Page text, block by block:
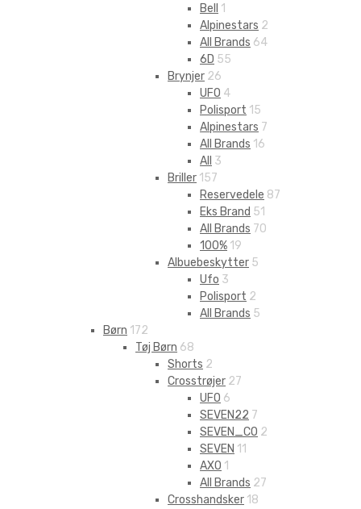
Bell
1
Alpinestars 2
All Brands 64
6D 55
Brynjer 26
UFO 4
Polisport 15
Alpinestars 7
All Brands 16
All 3
Briller 157
Reservedele 87
Eks Brand 51
All Brands 70
100% 19
Albuebeskytter 5
Ufo 3
Polisport 2
All Brands 5
Børn 172
Tøj Børn 68
Shorts 2
Crosstrøjer 27
UFO 6
SEVEN22 7
SEVEN_CO 2
SEVEN 11
AXO 1
All Brands 27
Crosshandsker 18